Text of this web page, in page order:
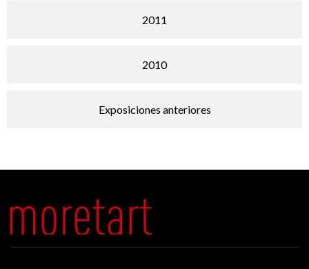
2011
2010
Exposiciones anteriores